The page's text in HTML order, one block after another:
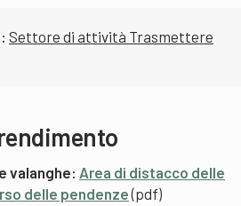
Settore di attività Trasmettere
valanghe: Area di distacco delle
delle pendenze(pdf)